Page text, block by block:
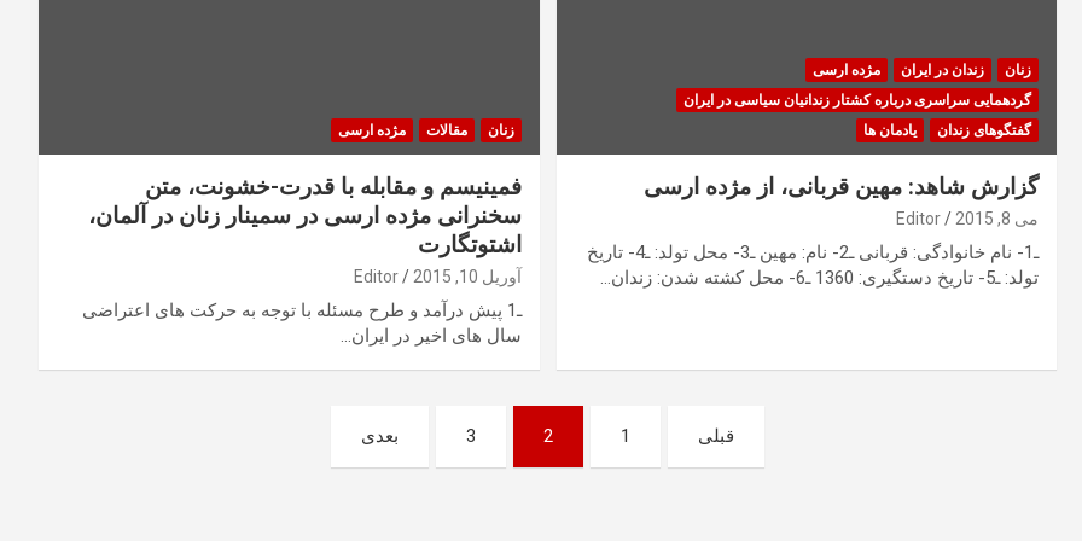
زنان زندان در ایران
مژده ارسی
گردهمایی سراسری درباره کشتار زندانیان سیاسی در ایران
گفتگوهای زندان
یادمان ها
گزارش شاهد: مهین قربانی، از مژده ارسی
می 8, 2015 Editor
ـ1- نام خانوادگی: قربانی ـ2- نام: مهین ـ3- محل تولد: ـ4- تاریخ
تولد: ـ5- تاریخ دستگیری: 1360 ـ6- محل کشته شدن: زندان…
زنان مقالات مژده ارسی
فمینیسم و مقابله با قدرت-خشونت، متن
سخنرانی مژده ارسی در سمینار زنان در آلمان،
اشتوتگارت
آوریل 10, 2015 Editor
ـ1 پیش درآمد و طرح مسئله با توجه به حرکت های اعتراضی
سال های اخیر در ایران…
قبلی 1
2
3 بعدی